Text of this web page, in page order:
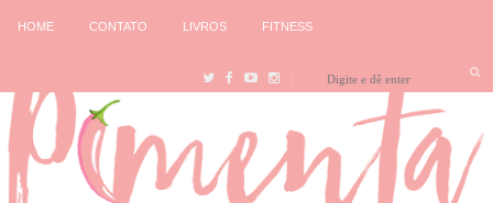
HOME CONTATO LIVROS FITNESS